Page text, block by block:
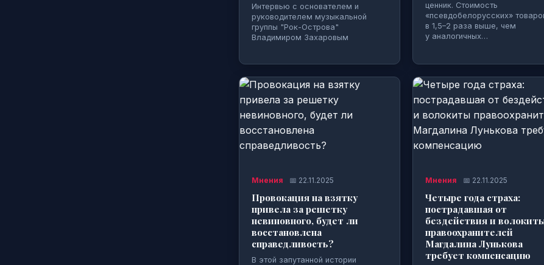
Интервью с основателем и
руководителем музыкальной
группы "Рок-Острова"
Владимиром Захаровым
ценник. Стоимость
«псевдобелорусских»
в 1,5–2 раза выше, чем
у аналогичных…
Мнения 📅 22.11.2025
Провокация на взятку
привела за решетку
невиновного, будет ли
восстановлена
справедливость?
В этой запутанной истории
Мнения 📅 22.11.2025
Четыре года страха:
пострадавшая от
бездействия и
правоохранителей
Магдалина Лунькова
требует компенсацию